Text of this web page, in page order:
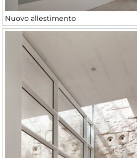
Nuovo allestimento